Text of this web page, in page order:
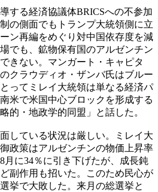
する経済協議体BRICSへの不参加
の側面でもトランプ大統領側に立
ン再編をめぐり対中国依存度を減
でも、鉱物保有国のアルゼンチン
きない。マンガート・キャピタ
クラウディオ・ザンバ氏はブルー
ってミレイ大統領は単なる経済パ
米で米国中心ブロックを形成する
的・地政学的同盟」と話した。
している状況は厳しい。ミレイ大
政策はアルゼンチンの物価上昇率
月に34％に引き下げたが、成長鈍
副作用も招いた。このため民心が
挙で大敗した。来月の総選挙と